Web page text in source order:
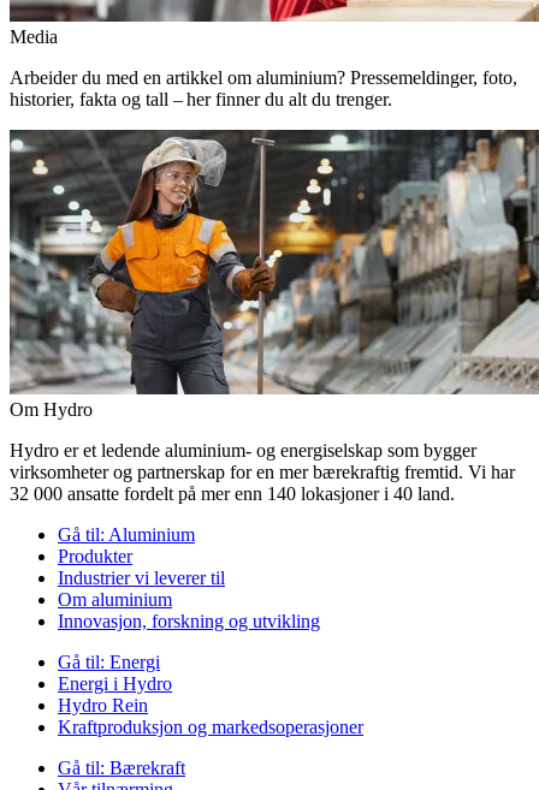
Media
Arbeider du med en artikkel om aluminium? Pressemeldinger, foto,
historier, fakta og tall – her finner du alt du trenger.
Om Hydro
Hydro er et ledende aluminium- og energiselskap som bygger
virksomheter og partnerskap for en mer bærekraftig fremtid. Vi har
32 000 ansatte fordelt på mer enn 140 lokasjoner i 40 land.
Gå til: Aluminium
Produkter
Industrier vi leverer til
Om aluminium
Innovasjon, forskning og utvikling
Gå til: Energi
Energi i Hydro
Hydro Rein
Kraftproduksjon og markedsoperasjoner
Gå til: Bærekraft